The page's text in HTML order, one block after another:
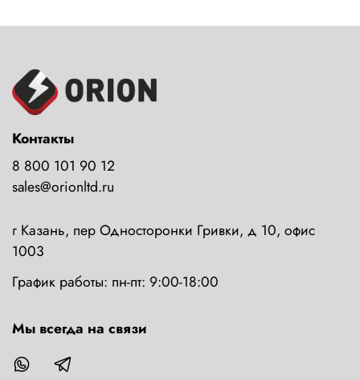
Контакты
8 800 101 90 12
sales@orionltd.ru
г Казань, пер Односторонки Гривки, д 10, офис
1003
График работы: пн-пт: 9:00-18:00
Мы всегда на связи